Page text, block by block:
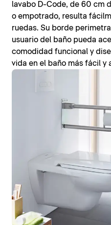
lavabo D-Code, de 60 cm
o empotrado, resulta
ruedas. Su borde
usuario del baño pueda
comodidad funcional y
vida en el baño más fácil y